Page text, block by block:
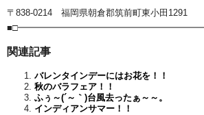
〒838-0214 福岡県朝倉郡筑前町東小田1291
関連記事
バレンタインデーにはお花を！！
秋のバラフェア！！
ふぅ～(´～｀)台風去ったぁ～～。
インディアンサマー！！